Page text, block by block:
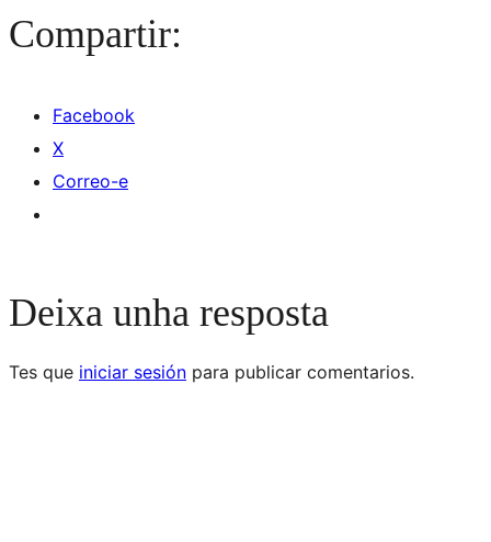
Compartir:
Facebook
X
Correo-e
Deixa unha resposta
Tes que iniciar sesión para publicar comentarios.